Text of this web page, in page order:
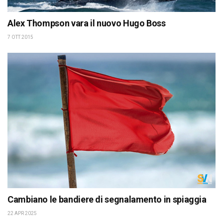
Alex Thompson vara il nuovo Hugo Boss
7 OTT 2015
Cambiano le bandiere di segnalamento in spiaggia
22 APR 2025